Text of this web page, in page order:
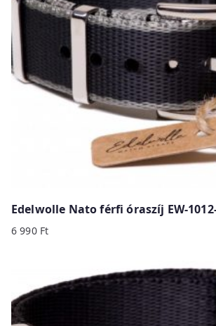
Edelwolle Nato férfi óraszíj EW-
6 990 Ft